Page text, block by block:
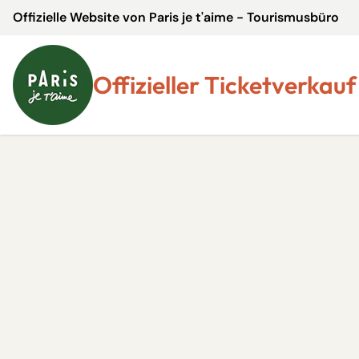
Offizielle Website von Paris je t'aime - Tourismusbüro
Offizieller Ticketverkauf